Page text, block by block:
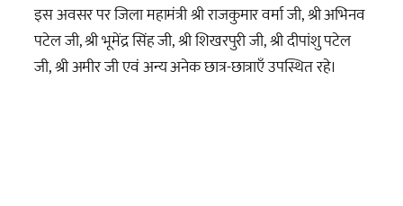
इस अवसर पर जिला महामंत्री श्री राजकुमार वर्मा जी, श्री अभिनव
पटेल जी, श्री भूमेंद्र सिंह जी, श्री शिखरपुरी जी, श्री दीपांशु पटेल
जी, श्री अमीर जी एवं अन्य अनेक छात्र-छात्राएँ उपस्थित रहे।